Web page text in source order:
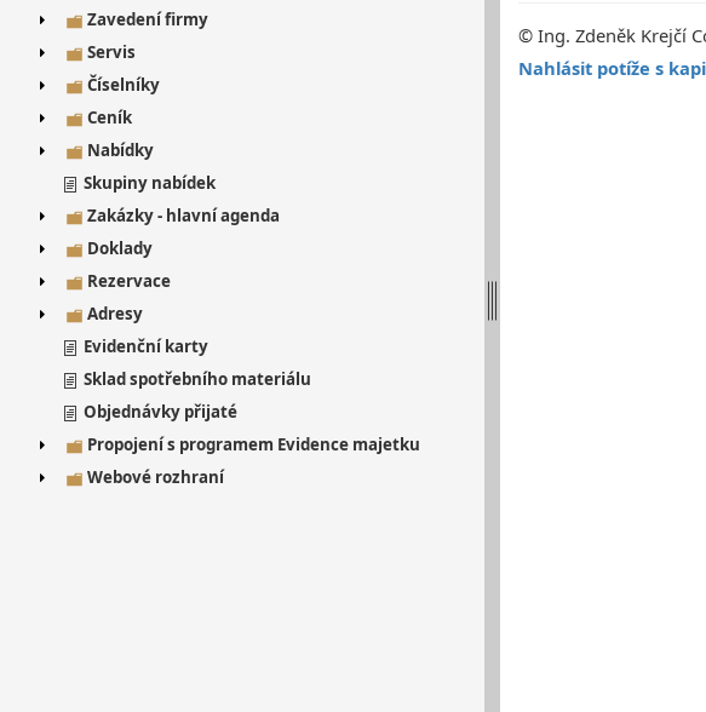
Zavedení firmy
Servis
Číselníky
Ceník
Nabídky
Skupiny nabídek
Zakázky - hlavní agenda
Doklady
Rezervace
Adresy
Evidenční karty
Sklad spotřebního materiálu
Objednávky přijaté
Propojení s programem Evidence majetku
Webové rozhraní
© Ing. Zdeněk Krejčí
Nahlásit potíže s